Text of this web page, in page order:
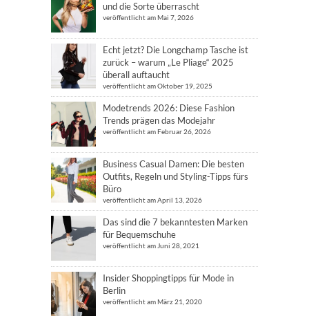
und die Sorte überrascht
veröffentlicht am Mai 7, 2026
Echt jetzt? Die Longchamp Tasche ist
zurück – warum „Le Pliage“ 2025
überall auftaucht
veröffentlicht am Oktober 19, 2025
Modetrends 2026: Diese Fashion
Trends prägen das Modejahr
veröffentlicht am Februar 26, 2026
Business Casual Damen: Die besten
Outfits, Regeln und Styling-Tipps fürs
Büro
veröffentlicht am April 13, 2026
Das sind die 7 bekanntesten Marken
für Bequemschuhe
veröffentlicht am Juni 28, 2021
Insider Shoppingtipps für Mode in
Berlin
veröffentlicht am März 21, 2020